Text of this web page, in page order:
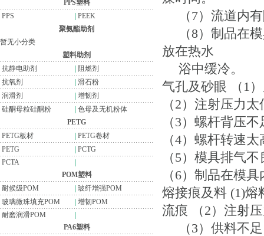
PPS塑料
PPS
PEEK
聚氨酯助剂
暂无小分类
塑料助剂
抗静电助剂
阻燃剂
抗氧剂
滑石粉
润滑剂
增韧剂
硅酮母粒硅酮粉
色母及无机粉体
PETG
PETG板材
PETG卷材
PETG
PCTG
PCTA
POM塑料
耐候级POM
玻纤增强POM
玻璃微珠填充POM
增韧POM
耐磨润滑POM
PA6塑料
（7）流道内有
（8）制品在模
放在热水
浴中缓冷。
气孔及砂眼 （1
（2）注射压力
（3）螺杆背压
（4）螺杆转速
（5）模具排气
（6）制品在模
熔接痕及料 (1)熔
流痕 （2）注射
（3）供料不足